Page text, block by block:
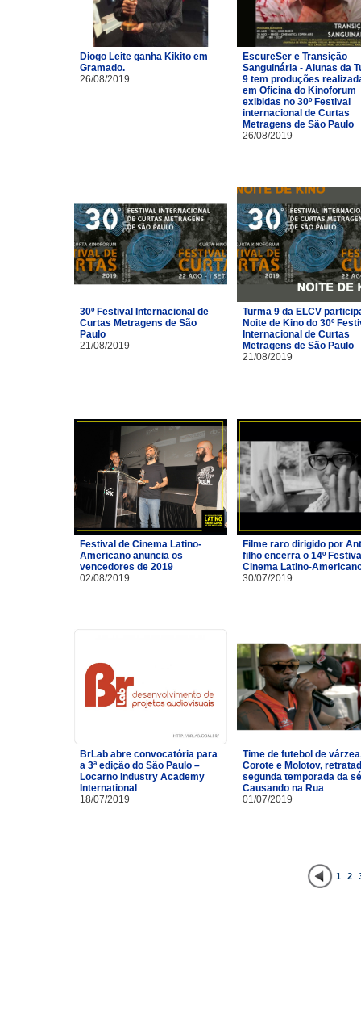
Diogo Leite ganha Kikito em
Gramado.
26/08/2019
EscureSer e Transição
Sanguinária - Alunas da
9 tem produções
em Oficina do Kinoforum
exibidas no 30º Festival
internacional de Curtas
Metragens de São Paulo
26/08/2019
30º Festival Internacional de
Curtas Metragens de São
Paulo
21/08/2019
Turma 9 da ELCV
Noite de Kino do 30º
Internacional de Curtas
Metragens de São Paulo
21/08/2019
Festival de Cinema Latino-
Americano anuncia os
vencedores de 2019
02/08/2019
Filme raro dirigido por
filho encerra o 14º
Cinema Latino-
30/07/2019
BrLab abre convocatória para
a 3ª edição do São Paulo –
Locarno Industry Academy
International
18/07/2019
Time de futebol de
Corote e Molotov,
segunda temporada da
Causando na Rua
01/07/2019
1 2